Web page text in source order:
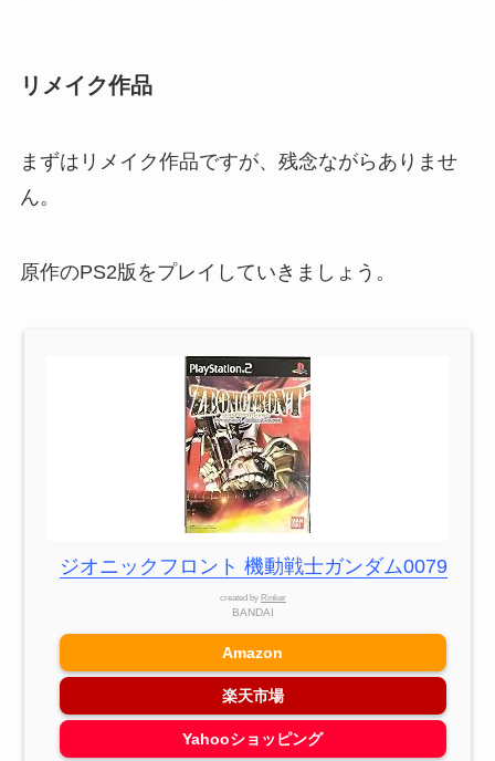
リメイク作品
まずはリメイク作品ですが、残念ながらありませ
ん。
原作のPS2版をプレイしていきましょう。
ジオニックフロント 機動戦士ガンダム0079
created by Rinker
BANDAI
Amazon
楽天市場
Yahooショッピング